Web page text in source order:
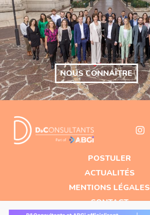
NOUS CONNAÎTRE
POSTULER
ACTUALITÉS
MENTIONS LÉGALES
CONTACT